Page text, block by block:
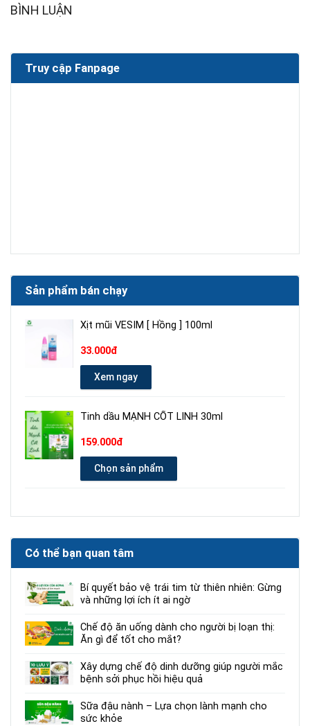
BÌNH LUẬN
Truy cập Fanpage
Sản phẩm bán chạy
Xịt mũi VESIM [ Hồng ] 100ml
33.000đ
Xem ngay
Tinh dầu MẠNH CỐT LINH 30ml
159.000đ
Chọn sản phẩm
Có thể bạn quan tâm
Bí quyết bảo vệ trái tim từ thiên nhiên: Gừng
và những lợi ích ít ai ngờ
Chế độ ăn uống dành cho người bị loạn thị:
Ăn gì để tốt cho mắt?
Xây dựng chế độ dinh dưỡng giúp người mắc
bệnh sởi phục hồi hiệu quả
Sữa đậu nành – Lựa chọn lành mạnh cho
sức khỏe